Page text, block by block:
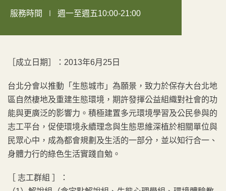
服務時間 週一至週五10:00-21:00
［成立日期］：2013年6月25日
台北分會以推動「生態城市」為願景，致力於保存大台北地
區自然棲地及重建生態環境，期許發揮公益組織對社會的功
能與更廣泛的影響力。積極建置多元環境學習及公民參與的
志工平台，促使環境永續理念與生態思維深植於相關單位與
民眾心中，成為都會規劃及生活的一部分，並以知行合一、
身體力行的綠色生活實踐自勉。
［ 志工群組 ］：